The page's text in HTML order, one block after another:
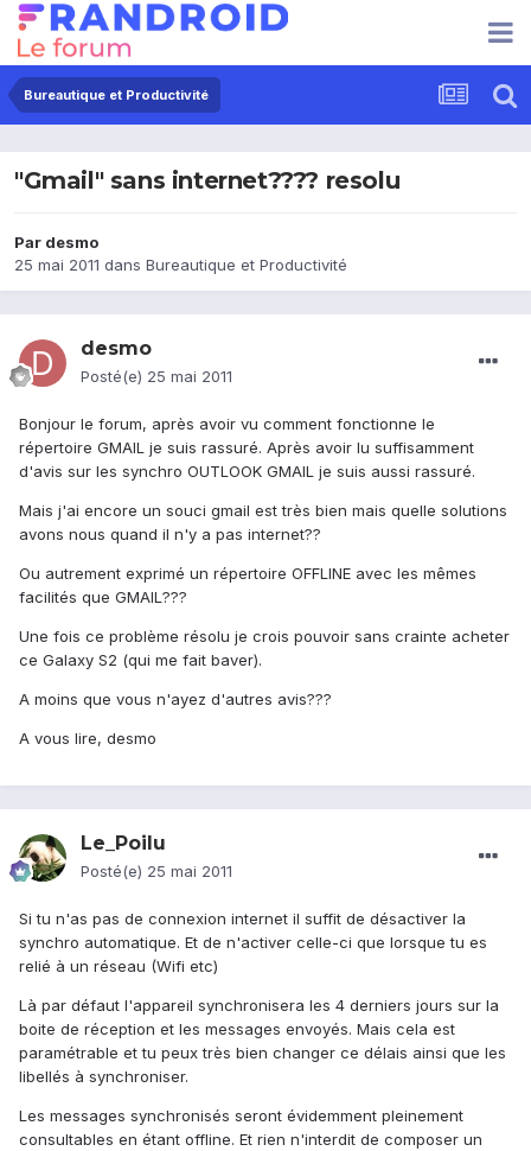
Bureautique et Productivité
"Gmail" sans internet???? resolu
Par desmo
25 mai 2011 dans Bureautique et Productivité
desmo
Posté(e) 25 mai 2011
Bonjour le forum, après avoir vu comment fonctionne le
répertoire GMAIL je suis rassuré. Après avoir lu suffisamment
d'avis sur les synchro OUTLOOK GMAIL je suis aussi rassuré.
Mais j'ai encore un souci gmail est très bien mais quelle solutions
avons nous quand il n'y a pas internet??
Ou autrement exprimé un répertoire OFFLINE avec les mêmes
facilités que GMAIL???
Une fois ce problème résolu je crois pouvoir sans crainte acheter
ce Galaxy S2 (qui me fait baver).
A moins que vous n'ayez d'autres avis???
A vous lire, desmo
Le_Poilu
Posté(e) 25 mai 2011
Si tu n'as pas de connexion internet il suffit de désactiver la
synchro automatique. Et de n'activer celle-ci que lorsque tu es
relié à un réseau (Wifi etc)
Là par défaut l'appareil synchronisera les 4 derniers jours sur la
boite de réception et les messages envoyés. Mais cela est
paramétrable et tu peux très bien changer ce délais ainsi que les
libellés à synchroniser.
Les messages synchronisés seront évidemment pleinement
consultables en étant offline. Et rien n'interdit de composer un